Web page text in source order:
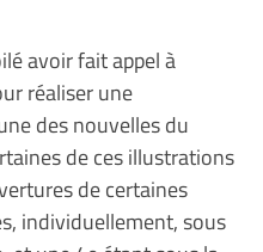
avoir fait appel à
réaliser une
des nouvelles du
de ces illustrations
de certaines
individuellement, sous